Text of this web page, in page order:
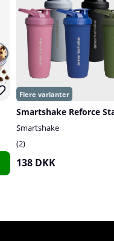
Smartshake
2
138 DKK